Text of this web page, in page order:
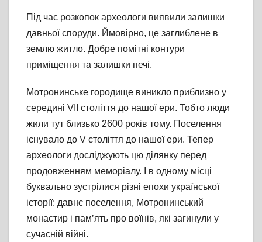
Під час розкопок археологи виявили залишки
давньої споруди. Ймовірно, це заглиблене в
землю житло. Добре помітні контури
приміщення та залишки печі.
Мотронинське городище виникло приблизно у
середині VII століття до нашої ери. Тобто люди
жили тут близько 2600 років тому. Поселення
існувало до V століття до нашої ери. Тепер
археологи досліджують цю ділянку перед
продовженням меморіалу. І в одному місці
буквально зустрілися різні епохи української
історії: давнє поселення, Мотронинський
монастир і пам’ять про воїнів, які загинули у
сучасній війні.